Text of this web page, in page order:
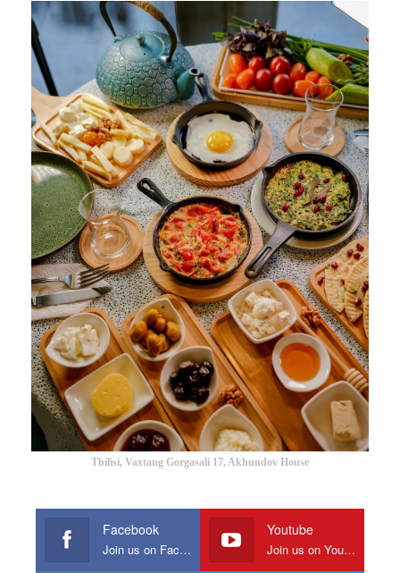
Tbilisi, Vaxtang Gorgasali 17, Akhundov House
Facebook
Join us on Facebook
Youtube
Join us on Youtube